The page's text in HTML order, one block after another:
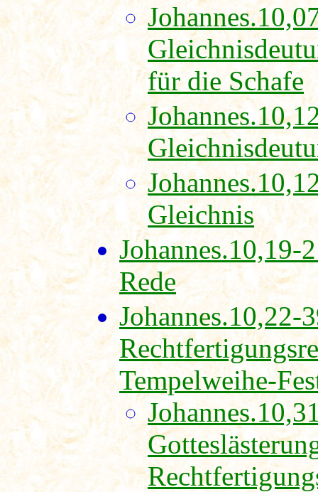
für die Schafe
Gleichnis
Johannes.10,19-
Rede
Johannes.10,22-
Tempelweihe-